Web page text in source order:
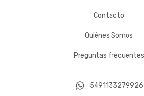
Contacto
Quiénes Somos
Preguntas frecuentes
5491133279926